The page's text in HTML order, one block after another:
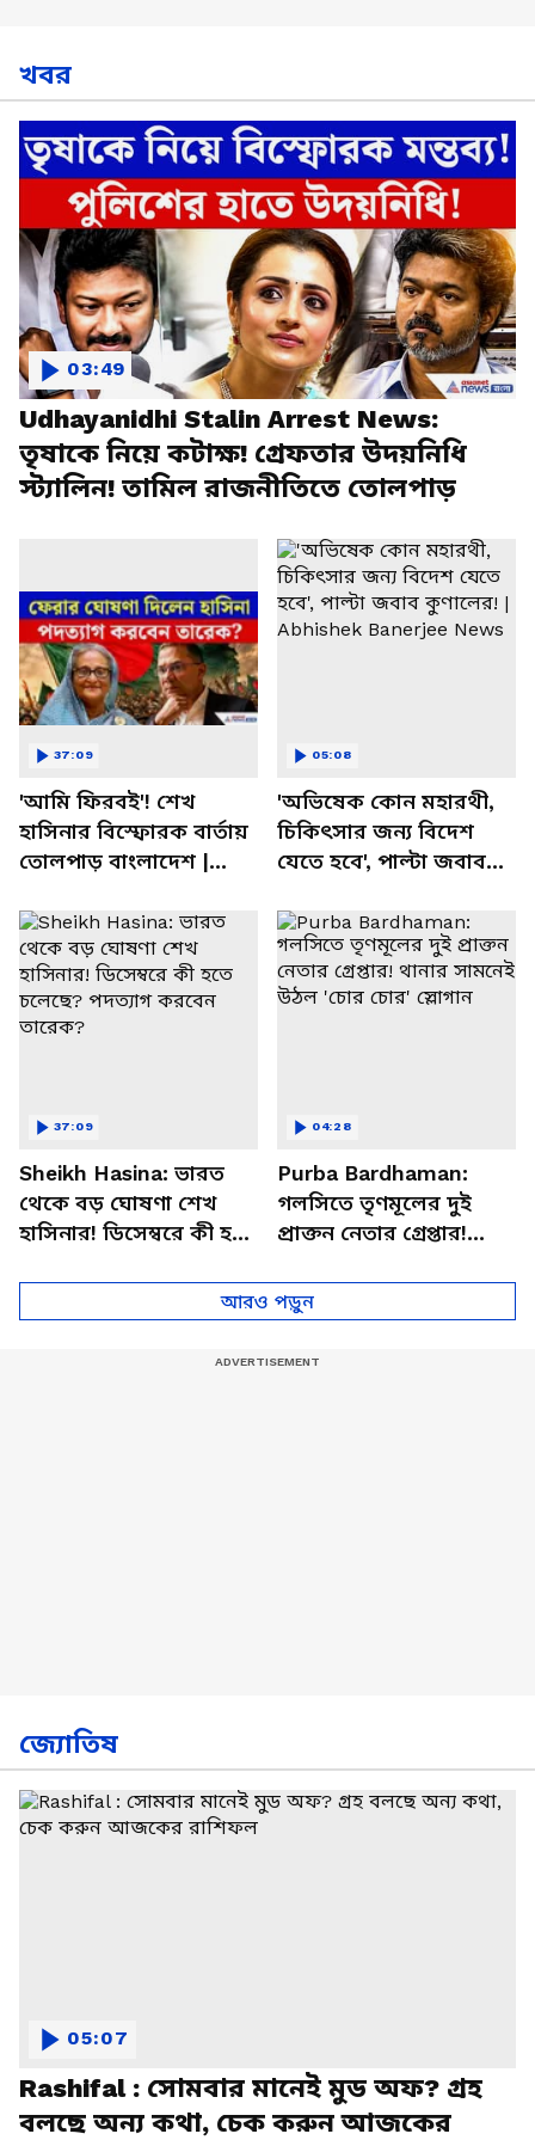
খবর
Udhayanidhi Stalin Arrest News:
তৃষাকে নিয়ে কটাক্ষ! গ্রেফতার উদয়নিধি
স্ট্যালিন! তামিল রাজনীতিতে তোলপাড়
03:49
'আমি ফিরবই'! শেখ
হাসিনার বিস্ফোরক বার্তায়
তোলপাড় বাংলাদেশ |
Bangladesh News
37:09
'অভিষেক কোন মহারথী,
চিকিৎসার জন্য বিদেশ
যেতে হবে', পাল্টা জবাব
Banerjee News
05:08
Sheikh Hasina: ভারত
থেকে বড় ঘোষণা শেখ
হাসিনার! ডিসেম্বরে কী হতে
37:09
Purba Bardhaman:
গলসিতে তৃণমূলের দুই
প্রাক্তন নেতার গ্রেপ্তার!
চোর' স্লোগান
04:28
আরও পড়ুন
জ্যোতিষ
Rashifal : সোমবার মানেই মুড অফ? গ্রহ
বলছে অন্য কথা, চেক করুন আজকের
05:07